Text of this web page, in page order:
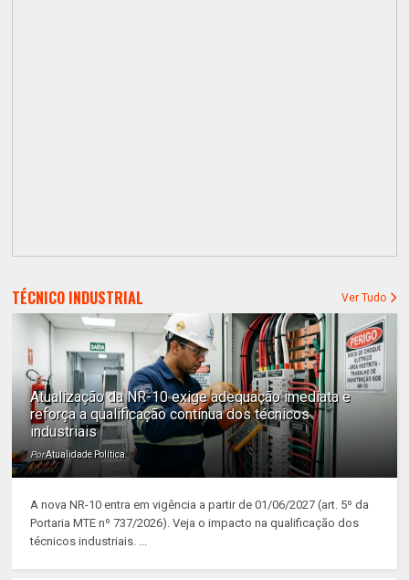
TÉCNICO INDUSTRIAL Ver Tudo
Atualização da NR-10 exige adequação imediata e
reforça a qualificação contínua dos técnicos
industriais
PorAtualidade Política
A nova NR-10 entra em vigência a partir de 01/06/2027 (art. 5º da
Portaria MTE nº 737/2026). Veja o impacto na qualificação dos
técnicos industriais. ...